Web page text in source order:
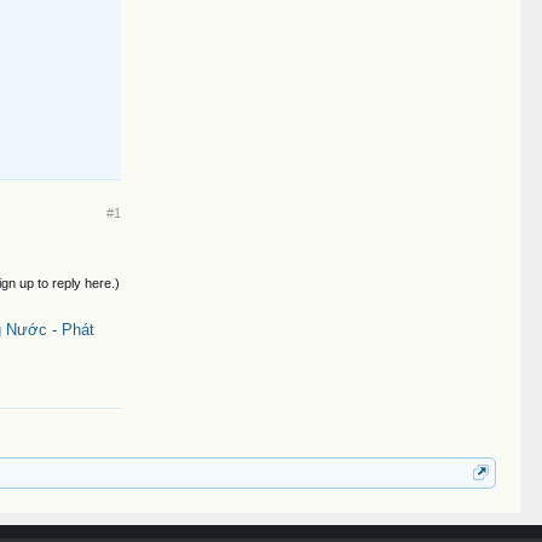
#1
up to reply here.)
Nước - Phát